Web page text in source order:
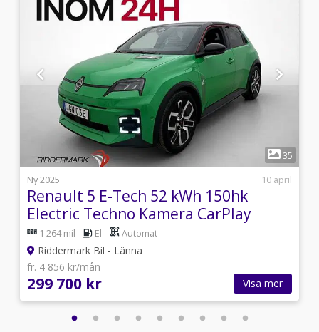
Utrustning/Tillbehör:
Dynamique,BASS Reflex
ljudsystem,Dragkrok,Navigation,Parkeringssensorer
bak,Multifunktionsratt,Farthållare,ACC/
fram,Isofix,Bluetooth,Svensksåld,A/C,AC,AC och
klimatanläggning,Elhissar fram och bak,Övrig
1
35
Ny 2025
10 april
Renault 5 E-Tech 52 kWh 150hk
Electric Techno Kamera CarPlay
1 264 mil El Automat
Riddermark Bil - Länna
fr. 4 856 kr/mån
299 700 kr Visa mer